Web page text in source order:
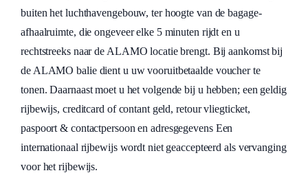
buiten het luchthavengebouw, ter hoogte van de bagage-
afhaalruimte, die ongeveer elke 5 minuten rijdt en u
rechtstreeks naar de ALAMO locatie brengt. Bij aankomst bij
de ALAMO balie dient u uw vooruitbetaalde voucher te
tonen. Daarnaast moet u het volgende bij u hebben; een geldig
rijbewijs, creditcard of contant geld, retour vliegticket,
paspoort & contactpersoon en adresgegevens Een
internationaal rijbewijs wordt niet geaccepteerd als vervanging
voor het rijbewijs.